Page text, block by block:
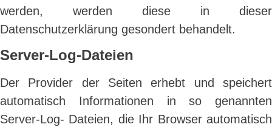
werden, werden diese in dieser
Datenschutzerklärung gesondert behandelt.
Server-Log-Dateien
Der Provider der Seiten erhebt und speichert
automatisch Informationen in so genannten
Server-Log- Dateien, die Ihr Browser automatisch